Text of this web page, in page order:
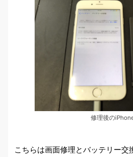
修理後の
こちらは画面修理とバッテリー